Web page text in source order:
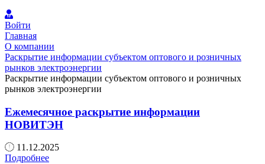
Войти
Главная
О компании
Раскрытие информации субъектом оптового и розничных
рынков электроэнергии
Раскрытие информации субъектом оптового и розничных
рынков электроэнергии
Ежемесячное раскрытие информации
НОВИТЭН
11.12.2025
Подробнее